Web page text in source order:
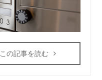
この記事を読む